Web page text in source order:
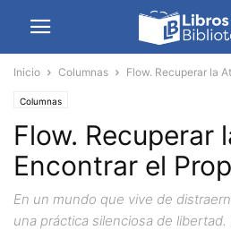
Inicio Columnas Flow. Recuperar la
Columnas
Flow. Recuperar
Encontrar el
En un mundo que vive de
una práctica silenciosa de